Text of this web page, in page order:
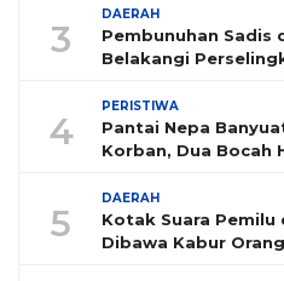
3
DAERAH
Pembunuhan Sadis
Belakangi
4
PERISTIWA
Pantai Nepa
Korban, Dua Bocah
5
DAERAH
Kotak Suara
Dibawa Kabur